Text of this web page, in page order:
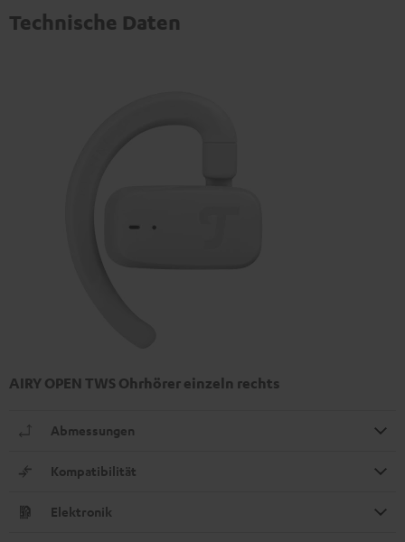
Technische Daten
AIRY OPEN TWS Ohrhörer einzeln rechts
Abmessungen
Kompatibilität
Elektronik